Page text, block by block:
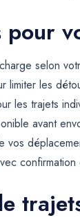
pour
selon
limiter les
les trajets
avant
vos